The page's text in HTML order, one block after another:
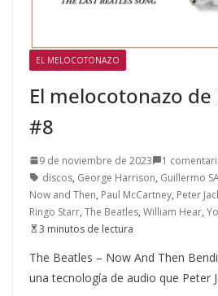
EL MELOCOTONAZO
El melocotonazo de
#8
9 de noviembre de 2023
1
discos, George Harrison, Guillermo
Now and Then, Paul McCartney, Peter
Ringo Starr, The Beatles, William Hear,
3 minutos de lectura
The Beatles – Now And Then
una tecnología de audio que Peter